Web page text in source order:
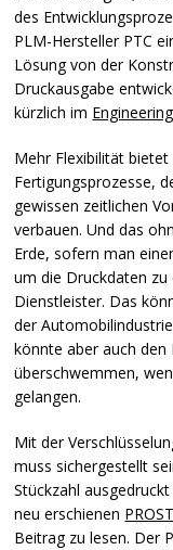
des
PLM-Hersteller PTC
Lösung von der
Druckausgabe
kürzlich im
Mehr Flexibilität
Fertigungsprozesse,
gewissen zeitlichen
verbauen. Und das
Erde, sofern man
um die Druckdaten
Dienstleister. Das
der
könnte aber auch den
überschwemmen,
gelangen.
Mit der
muss sichergestellt
Stückzahl
neu erschienen
Beitrag zu lesen. Der